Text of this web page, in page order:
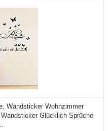
Wandsticker Wohnzimmer
Glücklich Sprüche